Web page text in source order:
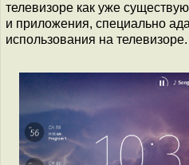
телевизоре как уже
и приложения, специально
использования на телевизоре.